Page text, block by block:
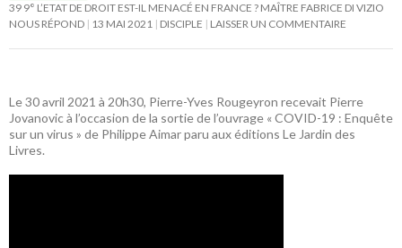
39 9° L’ETAT DE DROIT EST-IL MENACÉ EN FRANCE ? MAÎTRE FABRICE DI VIZIO
NOUS RÉPOND
13 MAI 2021 DISCIPLE LAISSER UN COMMENTAIRE
Le 30 avril 2021 à 20h30, Pierre-Yves Rougeyron recevait Pierre
Jovanovic à l’occasion de la sortie de l’ouvrage « COVID-19 : Enquête
sur un virus » de Philippe Aimar paru aux éditions Le Jardin des
Livres.